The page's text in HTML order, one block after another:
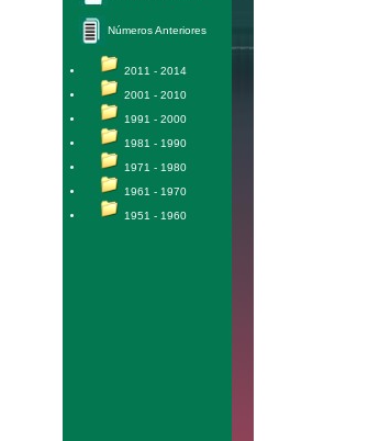
Números Anteriores
2011 - 2014
2001 - 2010
1991 - 2000
1981 - 1990
1971 - 1980
1961 - 1970
1951 - 1960